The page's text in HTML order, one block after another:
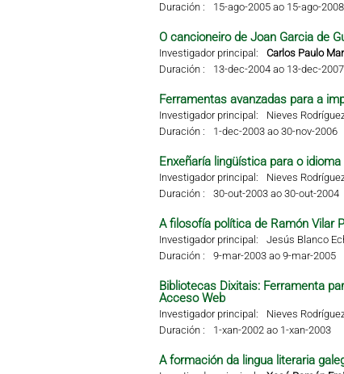
Duración :
15-ago-2005 ao 15-ago-2008
O cancioneiro de Joan Garcia de
Investigador principal:
Carlos Paulo
Duración :
13-dec-2004 ao 13-dec-2007
Ferramentas avanzadas para a
Investigador principal:
Nieves
Duración :
1-dec-2003 ao 30-nov-2006
Enxeñaría lingüística para o
Investigador principal:
Nieves
Duración :
30-out-2003 ao 30-out-2004
A filosofía política de Ramón Vilar
Investigador principal:
Jesús Blanco
Duración :
9-mar-2003 ao 9-mar-2005
Bibliotecas Dixitais: Ferramenta
Acceso Web
Investigador principal:
Nieves
Duración :
1-xan-2002 ao 1-xan-2003
A formación da lingua literaria